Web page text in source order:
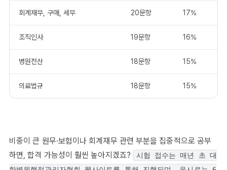
회계재무, 구매, 세무 20문항 17%
조직인사 19문항 16%
병원전산 18문항 15%
의료법규 18문항 15%
비중이 큰 원무·보험이나 회계재무 관련 부분을 집중적으로 공부
하면, 합격 가능성이 훨씬 높아지겠죠?
시험 접수는 매년 초 대